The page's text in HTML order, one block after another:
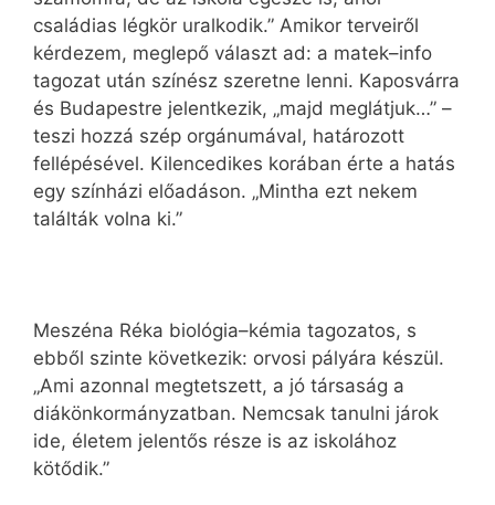
családias légkör uralkodik.” Amikor terveiről
kérdezem, meglepő választ ad: a matek–info
tagozat után színész szeretne lenni. Kaposvárra
és Budapestre jelentkezik, „majd meglátjuk…” –
teszi hozzá szép orgánumával, határozott
fellépésével. Kilencedikes korában érte a hatás
egy színházi előadáson. „Mintha ezt nekem
találták volna ki.”
Meszéna Réka biológia–kémia tagozatos, s
ebből szinte következik: orvosi pályára készül.
„Ami azonnal megtetszett, a jó társaság a
diákönkormányzatban. Nemcsak tanulni járok
ide, életem jelentős része is az iskolához
kötődik.”